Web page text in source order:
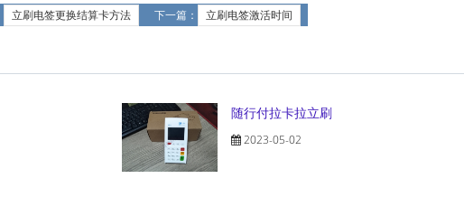
立刷电签更换结算卡方法 下一篇： 立刷电签激活时间
随行付拉卡拉立刷
2023-05-02